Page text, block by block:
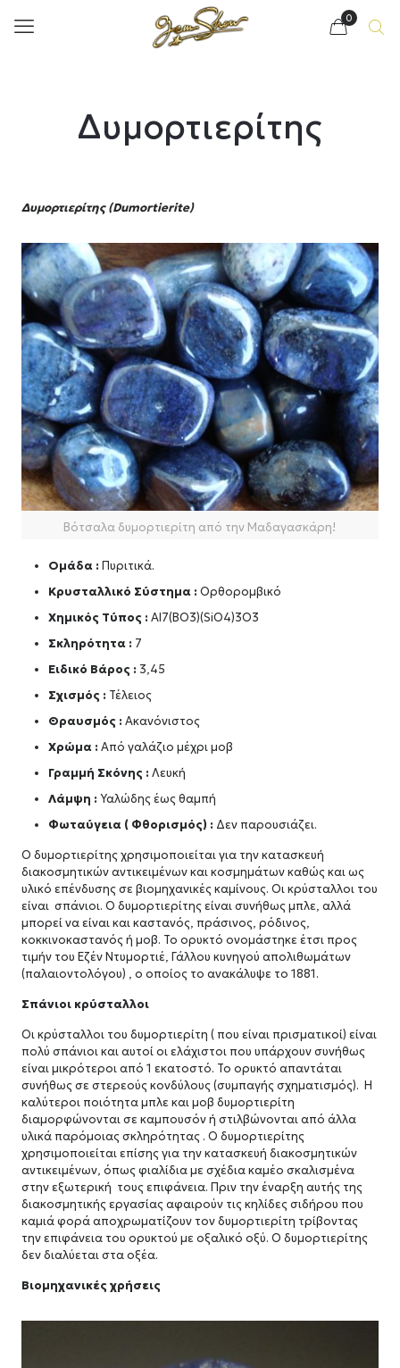
0
Δυμορτιερίτης
Δυμορτιερίτης (Dumortierite)
Βότσαλα δυμορτιερίτη από την Μαδαγασκάρη!
Ομάδα : Πυριτικά.
Κρυσταλλικό Σύστημα : Ορθορομβικό
Χημικός Τύπος :AI7(BO3)(SiO4)3O3
Σκληρότητα : 7
Ειδικό Βάρος : 3,45
Σχισμός : Τέλειος
Θραυσμός : Ακανόνιστος
Χρώμα : Από γαλάζιο μέχρι μοβ
Γραμμή Σκόνης : Λευκή
Λάμψη : Υαλώδης έως θαμπή
Φωταύγεια ( Φθορισμός) : Δεν παρουσιάζει.
Ο δυμορτιερίτης χρησιμοποιείται για την κατασκευή
διακοσμητικών αντικειμένων και κοσμημάτων καθώς και ως
υλικό επένδυσης σε βιομηχανικές καμίνους. Οι κρύσταλλοι του
είναι σπάνιοι. Ο δυμορτιερίτης είναι συνήθως μπλε, αλλά
μπορεί να είναι και καστανός, πράσινος, ρόδινος,
κοκκινοκαστανός ή μοβ. Το ορυκτό ονομάστηκε έτσι προς
τιμήν του Εζέν Ντυμορτιέ, Γάλλου κυνηγού απολιθωμάτων
(παλαιοντολόγου) , ο οποίος το ανακάλυψε το 1881.
Σπάνιοι κρύσταλλοι
Οι κρύσταλλοι του δυμορτιερίτη ( που είναι πρισματικοί) είναι
πολύ σπάνιοι και αυτοί οι ελάχιστοι που υπάρχουν συνήθως
είναι μικρότεροι από 1 εκατοστό. Το ορυκτό απαντάται
συνήθως σε στερεούς κονδύλους (συμπαγής σχηματισμός). Η
καλύτεροι ποιότητα μπλε και μοβ δυμορτιερίτη
διαμορφώνονται σε καμπουσόν ή στιλβώνονται από άλλα
υλικά παρόμοιας σκληρότητας . Ο δυμορτιερίτης
χρησιμοποιείται επίσης για την κατασκευή διακοσμητικών
αντικειμένων, όπως φιαλίδια με σχέδια καμέο σκαλισμένα
στην εξωτερική τους επιφάνεια. Πριν την έναρξη αυτής της
διακοσμητικής εργασίας αφαιρούν τις κηλίδες σιδήρου που
καμιά φορά αποχρωματίζουν τον δυμορτιερίτη τρίβοντας
την επιφάνεια του ορυκτού με οξαλικό οξύ. Ο δυμορτιερίτης
δεν διαλύεται στα οξέα.
Βιομηχανικές χρήσεις